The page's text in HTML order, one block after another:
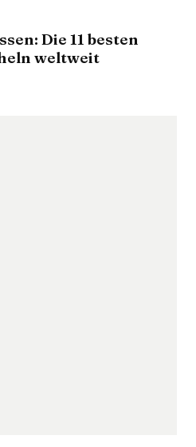
Die 11 besten
weltweit